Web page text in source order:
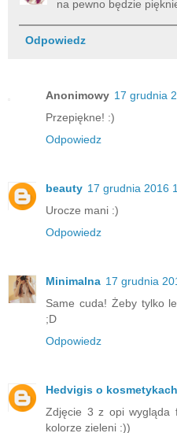
na pewno będzie
Odpowiedz
Anonimowy 17 grudnia
Przepiękne! :)
Odpowiedz
beauty 17 grudnia 2016
Urocze mani :)
Odpowiedz
Minimalna 17 grudnia
Same cuda! Żeby tylko
;D
Odpowiedz
Hedvigis o kosmetykach
Zdjęcie 3 z opi wygląda
kolorze zieleni :))